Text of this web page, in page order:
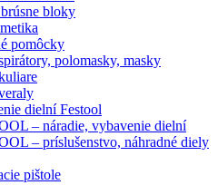
bloky
pomôcky
polomasky, masky
dielní Festool
– náradie, vybavenie dielní
– príslušenstvo, náhradné diely
pištole